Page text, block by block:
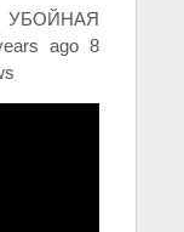
УБОЙНАЯ
ago 8